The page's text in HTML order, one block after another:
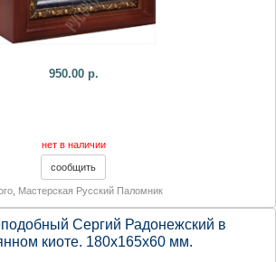
950.00 р.
нет в наличии
Мастерская Русский Паломник
Сергий Радонежский в
киоте. 180х165х60 мм.